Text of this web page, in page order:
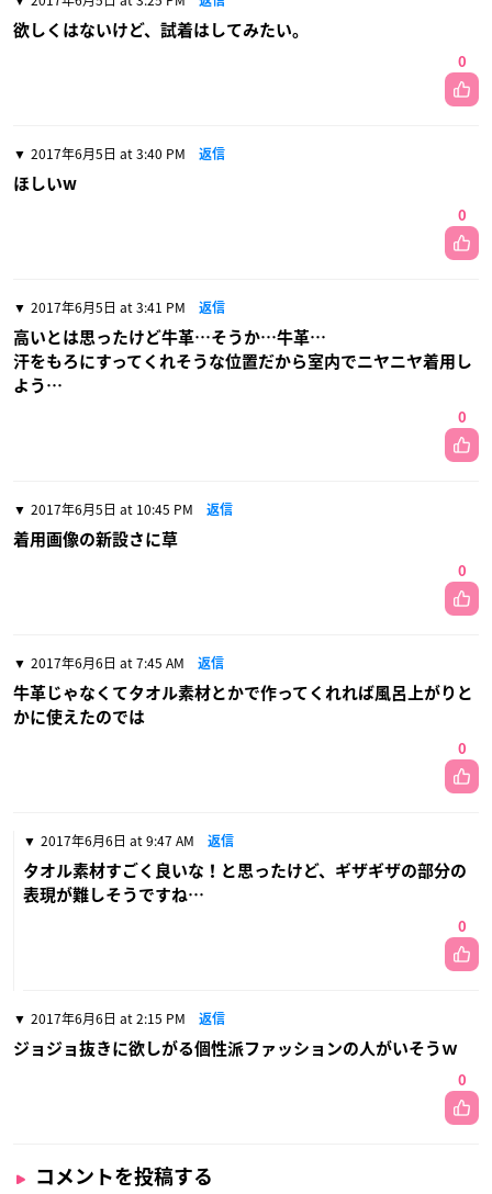
欲しくはないけど、試着はしてみたい。
0
2017年6月5日 at 3:40 PM 返信
ほしいw
0
2017年6月5日 at 3:41 PM 返信
高いとは思ったけど牛革…そうか…牛革…
汗をもろにすってくれそうな位置だから室内でニヤニヤ着用し
よう…
0
2017年6月5日 at 10:45 PM 返信
着用画像の新設さに草
0
2017年6月6日 at 7:45 AM 返信
牛革じゃなくてタオル素材とかで作ってくれれば風呂上がりと
かに使えたのでは
0
2017年6月6日 at 9:47 AM 返信
タオル素材すごく良いな！と思ったけど、ギザギザの部分の
表現が難しそうですね…
0
2017年6月6日 at 2:15 PM 返信
ジョジョ抜きに欲しがる個性派ファッションの人がいそうｗ
0
コメントを投稿する